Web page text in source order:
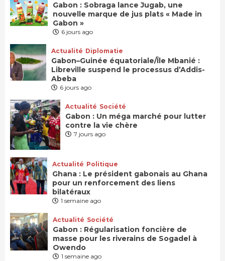
Gabon : Sobraga lance Jugab, une
nouvelle marque de jus plats « Made in
Gabon »
6 jours ago
Actualité Diplomatie
Gabon–Guinée équatoriale/Île Mbanié :
Libreville suspend le processus d’Addis-
Abeba
6 jours ago
Actualité Société
Gabon : Un méga marché pour lutter
contre la vie chère
7 jours ago
Actualité Politique
Ghana : Le président gabonais au Ghana
pour un renforcement des liens
bilatéraux
1 semaine ago
Actualité Société
Gabon : Régularisation foncière de
masse pour les riverains de Sogadel à
Owendo
1 semaine ago